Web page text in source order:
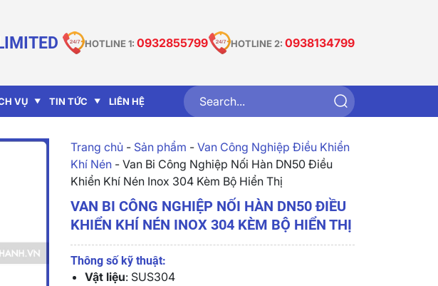
HOTLINE 1: 0932855799 HOTLINE 2: 0938134799
VỤ TIN TỨC LIÊN HỆ
Trang chủ- Sản phẩm - Van Công Nghiệp Điều Khiển
Khí Nén- Van Bi Công Nghiệp Nối Hàn DN50 Điều
Khiển Khí Nén Inox 304 Kèm Bộ Hiển Thị
VAN BI CÔNG NGHIỆP NỐI HÀN DN50 ĐIỀU
KHIỂN KHÍ NÉN INOX 304 KÈM BỘ HIỂN THỊ
Thông số kỹ thuật:
Vật liệu: SUS304